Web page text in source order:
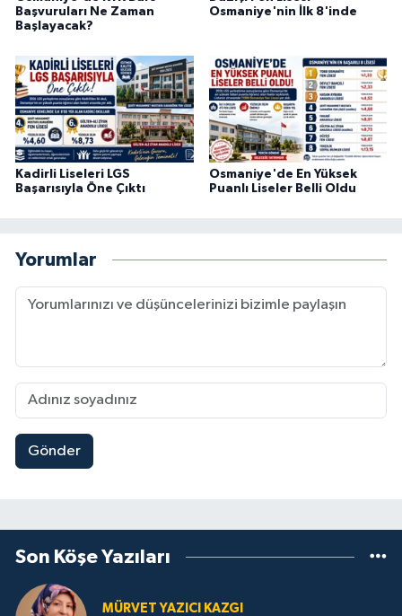
Başvuruları Ne Zaman
Başlayacak?
Osmaniye'nin İlk 8'inde
Kadirli Liseleri LGS
Başarısıyla Öne Çıktı
Osmaniye'de En Yüksek
Puanlı Liseler Belli Oldu
Yorumlar
Gönder
Son Köşe Yazıları
MÜRVET YAZICI KAZGI